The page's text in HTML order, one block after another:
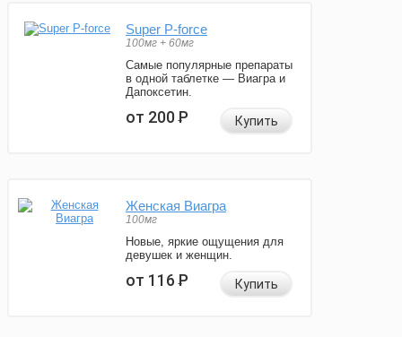
Super P-force
100мг + 60мг
Самые популярные препараты
в одной таблетке — Виагра и
Дапоксетин.
от 200Р Купить
Женская Виагра
100мг
Новые, яркие ощущения для
девушек и женщин.
от 116Р Купить